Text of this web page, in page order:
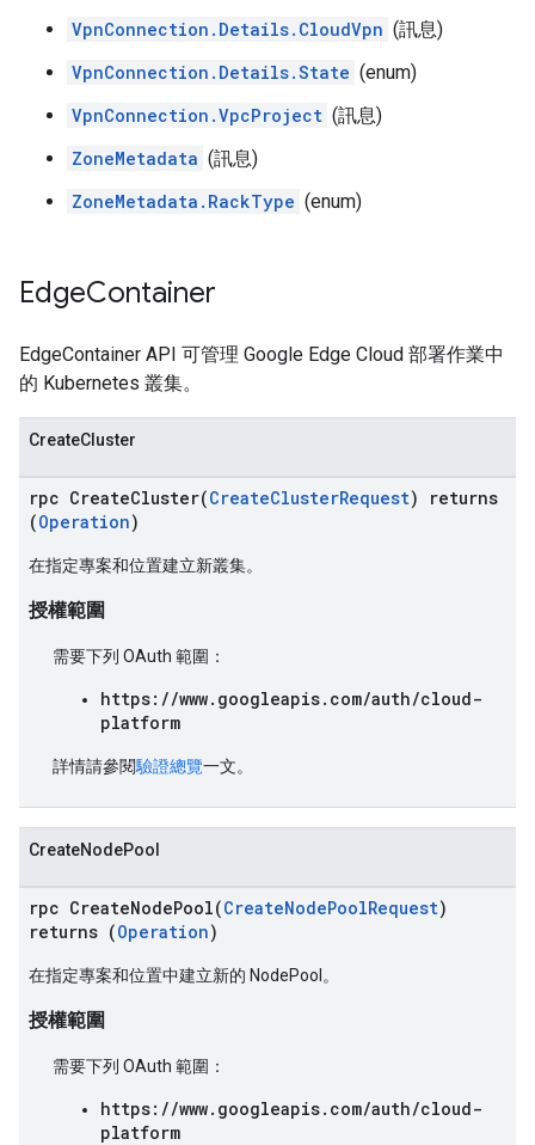
VpnConnection.Details.CloudVpn (訊息)
VpnConnection.Details.State (enum)
VpnConnection.VpcProject (訊息)
ZoneMetadata (訊息)
ZoneMetadata.RackType (enum)
EdgeContainer
EdgeContainer API 可管理 Google Edge Cloud 部署作業中
的 Kubernetes 叢集。
CreateCluster
rpc CreateCluster(CreateClusterRequest) returns
(Operation)
在指定專案和位置建立新叢集。
授權範圍
需要下列 OAuth 範圍：
https://www.googleapis.com/auth/cloud-
platform
詳情請參閱驗證總覽一文。
CreateNodePool
rpc CreateNodePool(CreateNodePoolRequest)
returns (Operation)
在指定專案和位置中建立新的 NodePool。
授權範圍
需要下列 OAuth 範圍：
https://www.googleapis.com/auth/cloud-
platform